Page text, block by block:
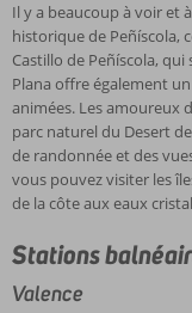
Il y a beaucoup à voir et
historique de Peñíscola,
Castillo de Peñíscola,
Plana offre également
animées. Les amoureux
parc naturel du Desert
de randonnée et des
vous pouvez visiter les
de la côte aux eaux
Stations
Valence